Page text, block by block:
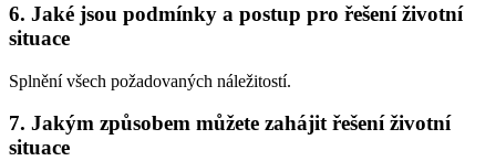
6. Jaké jsou podmínky a postup pro řešení životní
situace
Splnění všech požadovaných náležitostí.
7. Jakým způsobem můžete zahájit řešení životní
situace